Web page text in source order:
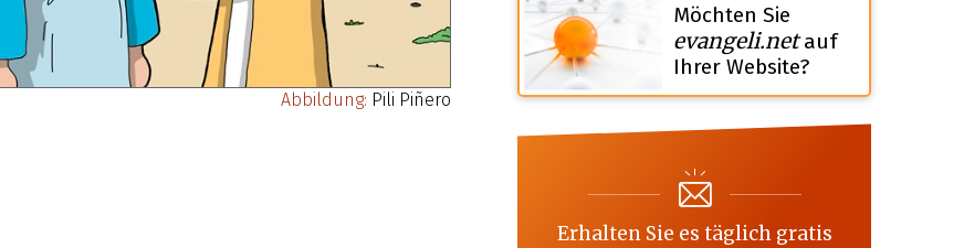
Abbildung: Pili Piñero
Möchten Sie
evangeli.netauf
Ihrer Website?
Erhalten Sie es täglich gratis